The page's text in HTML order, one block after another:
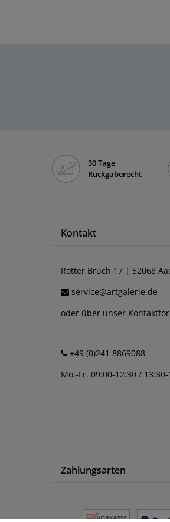
30 Tage
Rückgaberecht
Kontakt
Rotter Bruch 17 | 52068
service@artgalerie.de
oder über unser
+49 (0)241 8869088
Mo.-Fr. 09:00-12:30 /
Zahlungsarten